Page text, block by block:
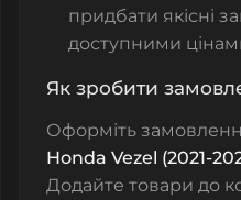
придбати якісні
доступними
Як зробити
Оформіть
Honda Vezel (2021-
Додайте товари до